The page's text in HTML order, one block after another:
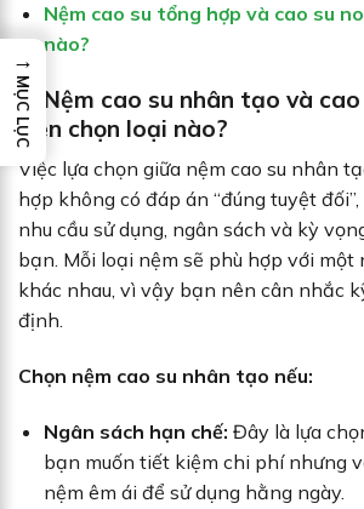
Nệm cao su tổng hợp và cao su
nào?
4. Nệm cao su nhân tạo và
Nên chọn loại nào?
Việc lựa chọn giữa nệm cao su nhân
hợp không có đáp án “đúng tuyệt
nhu cầu sử dụng, ngân sách và kỳ
bạn. Mỗi loại nệm sẽ phù hợp với một
khác nhau, vì vậy bạn nên cân nhắc
định.
Chọn nệm cao su nhân tạo nếu:
Ngân sách hạn chế: Đây là lựa
bạn muốn tiết kiệm chi phí nhưng
nệm êm ái để sử dụng hằng ngày.
→
MỤC LỤC